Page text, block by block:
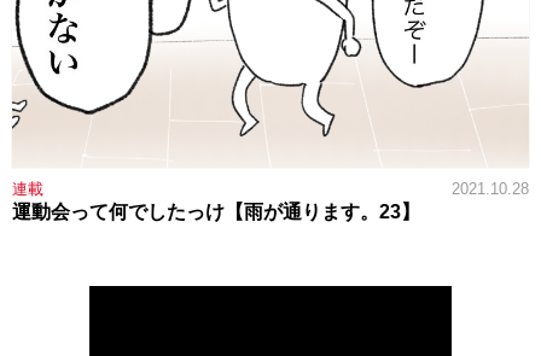
連載 2021.10.28
運動会って何でしたっけ【雨が通ります。23】